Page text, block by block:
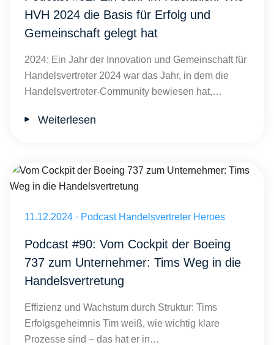
HVH 2024 die Basis für Erfolg und
Gemeinschaft gelegt hat
2024: Ein Jahr der Innovation und Gemeinschaft für
Handelsvertreter 2024 war das Jahr, in dem die
Handelsvertreter-Community bewiesen hat,…
Weiterlesen
Veröffentlicht am 11.12.2024
11.12.2024 · Podcast Handelsvertreter Heroes
Podcast #90: Vom Cockpit der Boeing
737 zum Unternehmer: Tims Weg in die
Handelsvertretung
Effizienz und Wachstum durch Struktur: Tims
Erfolgsgeheimnis Tim weiß, wie wichtig klare
Prozesse sind – das hat er in…